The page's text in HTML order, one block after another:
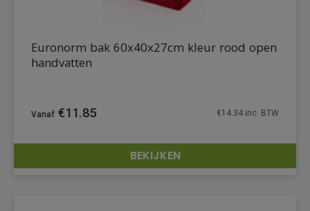
DETAILS
Euronorm bak 60x40x27cm kleur rood open
handvatten
€11.85 €14.34 inc. BTW
BEKIJKEN